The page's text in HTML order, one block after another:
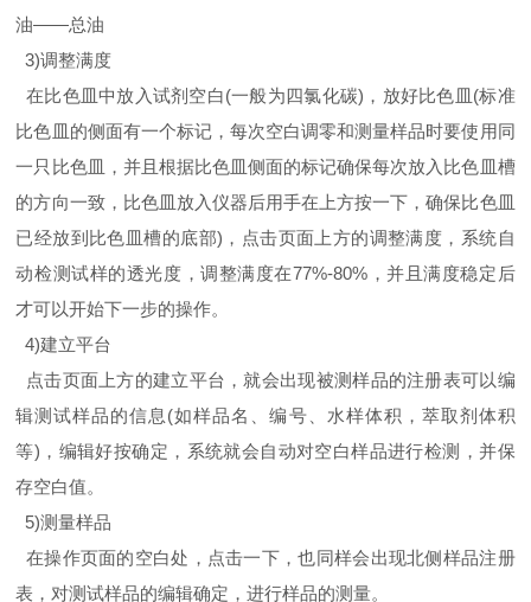
油——总油
3)调整满度
在比色皿中放入试剂空白(一般为四氯化碳)，放好比色皿(标准
比色皿的侧面有一个标记，每次空白调零和测量样品时要使用同
一只比色皿，并且根据比色皿侧面的标记确保每次放入比色皿槽
的方向一致，比色皿放入仪器后用手在上方按一下，确保比色皿
已经放到比色皿槽的底部)，点击页面上方的调整满度，系统自
动检测试样的透光度，调整满度在77%-80%，并且满度稳定后
才可以开始下一步的操作。
4)建立平台
点击页面上方的建立平台，就会出现被测样品的注册表可以编
辑测试样品的信息(如样品名、编号、水样体积，萃取剂体积
等)，编辑好按确定，系统就会自动对空白样品进行检测，并保
存空白值。
5)测量样品
在操作页面的空白处，点击一下，也同样会出现北侧样品注册
表，对测试样品的编辑确定，进行样品的测量。